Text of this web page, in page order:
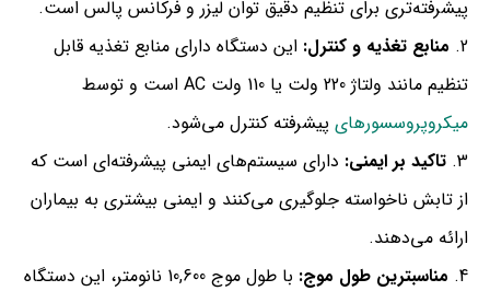
پیشرفته‌تری برای تنظیم دقیق توان لیزر و فرکانس پالس است.
منابع تغذیه و کنترل: این دستگاه دارای منابع تغذیه قابل
تنظیم مانند ولتاژ 220 ولت یا 110 ولت AC است و توسط
میکروپروسسورهای پیشرفته کنترل می‌شود.
تاکید بر ایمنی: دارای سیستم‌های ایمنی پیشرفته‌ای است که
از تابش ناخواسته جلوگیری می‌کنند و ایمنی بیشتری به بیماران
ارائه می‌دهند.
مناسبترین طول موج:
با طول موج 10,600 نانومتر، این دستگاه